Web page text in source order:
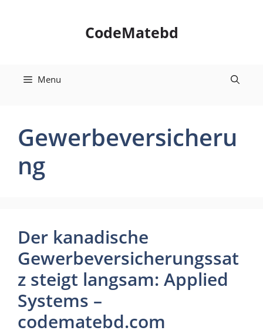
CodeMatebd
Menu
Gewerbeversicheru
ng
Der kanadische
Gewerbeversicherungssat
z steigt langsam: Applied
Systems –
codematebd.com